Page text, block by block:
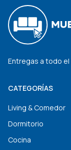
Entregas a todo el
CATEGORÍAS
Living & Comedor
Dormitorio
Cocina